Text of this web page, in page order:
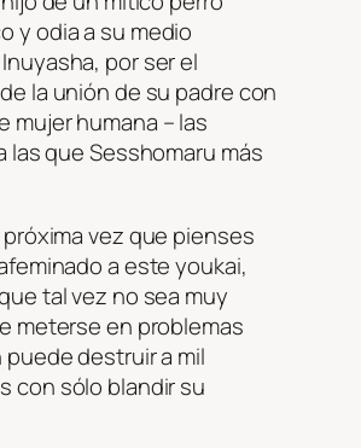
y odia a su medio
por ser el
la unión de su padre con
mujer humana – las
las que Sesshomaru más
vez que pienses
a este youkai,
tal vez no sea muy
meterse en problemas
destruir a mil
con sólo blandir su